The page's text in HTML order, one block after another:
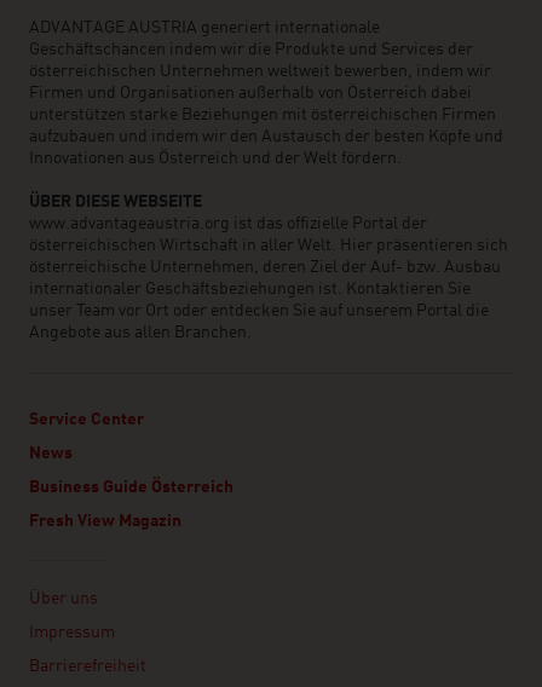
ADVANTAGE AUSTRIA generiert internationale
Geschäftschancen indem wir die Produkte und Services der
österreichischen Unternehmen weltweit bewerben, indem wir
Firmen und Organisationen außerhalb von Österreich dabei
unterstützen starke Beziehungen mit österreichischen Firmen
aufzubauen und indem wir den Austausch der besten Köpfe und
Innovationen aus Österreich und der Welt fördern.
ÜBER DIESE WEBSEITE
www.advantageaustria.org ist das offizielle Portal der
österreichischen Wirtschaft in aller Welt. Hier präsentieren sich
österreichische Unternehmen, deren Ziel der Auf- bzw. Ausbau
internationaler Geschäftsbeziehungen ist. Kontaktieren Sie
unser Team vor Ort oder entdecken Sie auf unserem Portal die
Angebote aus allen Branchen.
Service Center
News
Business Guide Österreich
Fresh View Magazin
Über uns
Impressum
Barrierefreiheit